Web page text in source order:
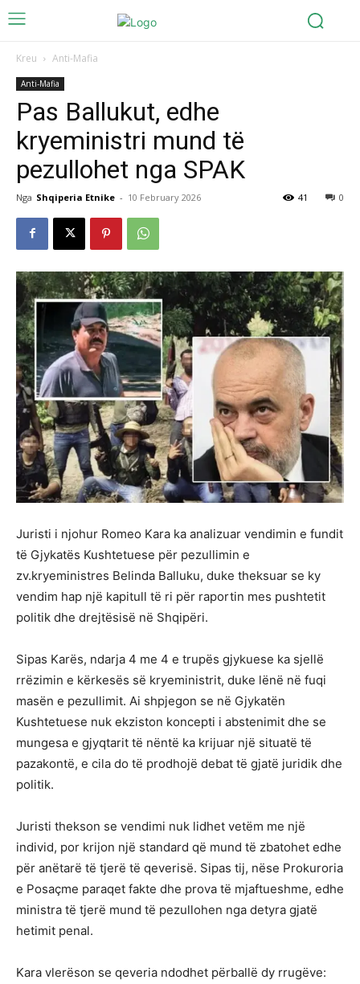
Kreu Anti-Mafia
Anti-Mafia
Pas Ballukut, edhe
kryeministri mund të
pezullohet nga SPAK
Nga Shqiperia Etnike - 10 February 2026 0
41
Juristi i njohur Romeo Kara ka analizuar vendimin e fundit
të Gjykatës Kushtetuese për pezullimin e
zv.kryeministres Belinda Balluku, duke theksuar se ky
vendim hap një kapitull të ri për raportin mes pushtetit
politik dhe drejtësisë në Shqipëri.
Sipas Karës, ndarja 4 me 4 e trupës gjykuese ka sjellë
rrëzimin e kërkesës së kryeministrit, duke lënë në fuqi
masën e pezullimit. Ai shpjegon se në Gjykatën
Kushtetuese nuk ekziston koncepti i abstenimit dhe se
mungesa e gjyqtarit të nëntë ka krijuar një situatë të
pazakontë, e cila do të prodhojë debat të gjatë juridik dhe
politik.
Juristi thekson se vendimi nuk lidhet vetëm me një
individ, por krijon një standard që mund të zbatohet edhe
për anëtarë të tjerë të qeverisë. Sipas tij, nëse Prokuroria
e Posaçme paraqet fakte dhe prova të mjaftueshme, edhe
ministra të tjerë mund të pezullohen nga detyra gjatë
hetimit penal.
Kara vlerëson se qeveria ndodhet përballë dy rrugëve: